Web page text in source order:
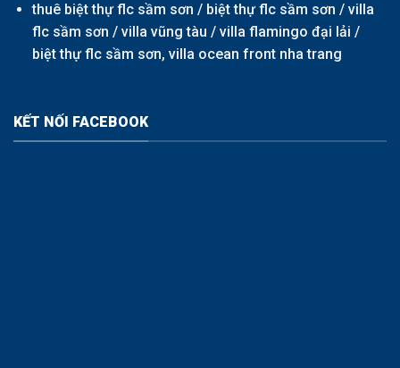
thuê biệt thự flc sầm sơn / biệt thự flc sầm sơn / villa
flc sầm sơn / villa vũng tàu / villa flamingo đại lải /
biệt thự flc sầm sơn, villa ocean front nha trang
KẾT NỐI FACEBOOK